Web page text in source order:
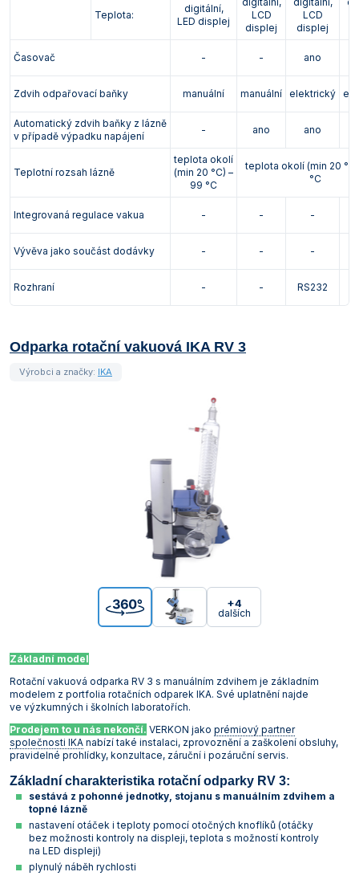
Teplota:
digitální,
LED displej
LCD
displej
LCD
displej
Časovač - - ano
Zdvih odpařovací baňky manuální manuální elektrický
Automatický zdvih baňky z lázně
v případě výpadku napájení
- ano ano
Teplotní rozsah lázně
teplota okolí
(min 20 °C) –
99 °C
teplota okolí (min 20 °C)
°C
Integrovaná regulace vakua - - -
Vývěva jako součást dodávky - - -
Rozhraní - - RS232
Odparka rotační vakuová IKA RV 3
+4
dalších
Výrobci a značky: IKA
Základní model
Rotační vakuová odparka RV 3 s manuálním zdvihem je základním
modelem z portfolia rotačních odparek IKA. Své uplatnění najde
ve výzkumných i školních laboratořích.
Prodejem to u nás nekončí. VERKON jako prémiový partner
společnosti IKA nabízí také instalaci, zprovoznění a zaškolení obsluhy,
pravidelné prohlídky, konzultace, záruční i pozáruční servis.
Základní charakteristika rotační odparky RV 3:
sestává z pohonné jednotky, stojanu s manuálním zdvihem a
topné lázně
nastavení otáček i teploty pomocí otočných knoflíků (otáčky
bez možnosti kontroly na displeji, teplota s možností kontroly
na LED displeji)
plynulý náběh rychlosti
Vlastnosti skla a porcelánu
Zátky a uzávěry
Vlastnosti plastů
Teploměry, vlhkoměry a další přístroje pro
Titrátory
Turbidimetry (měření zákalu)
Váhy
Vlhkostní analyzátory - váhy sušicí